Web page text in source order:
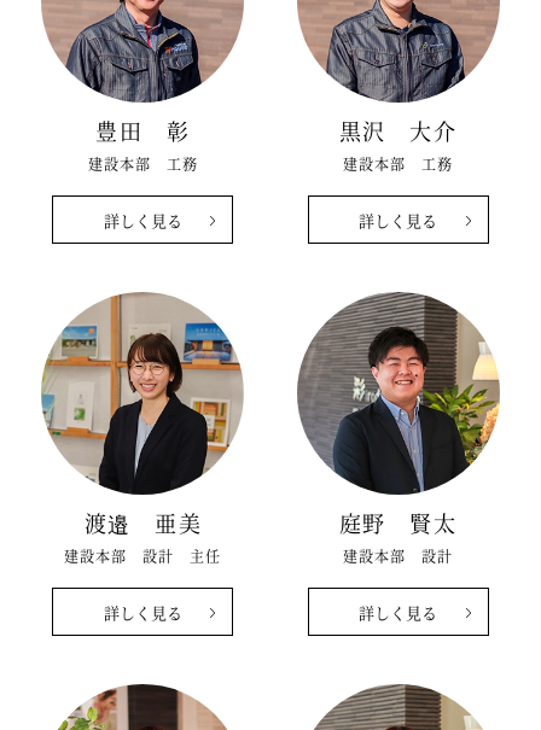
豊田 彰
建設本部 工務
詳しく見る
黒沢 大介
建設本部 工務
詳しく見る
渡邉 亜美
建設本部 設計 主任
詳しく見る
庭野 賢太
建設本部 設計
詳しく見る